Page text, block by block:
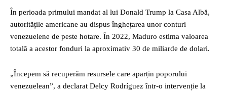
În perioada primului mandat al lui Donald Trump la Casa Albă,
autoritățile americane au dispus înghețarea unor conturi
venezuelene de peste hotare. În 2022, Maduro estima valoarea
totală a acestor fonduri la aproximativ 30 de miliarde de dolari.
„Începem să recuperăm resursele care aparțin poporului
venezuelean”, a declarat Delcy Rodríguez într-o intervenție la